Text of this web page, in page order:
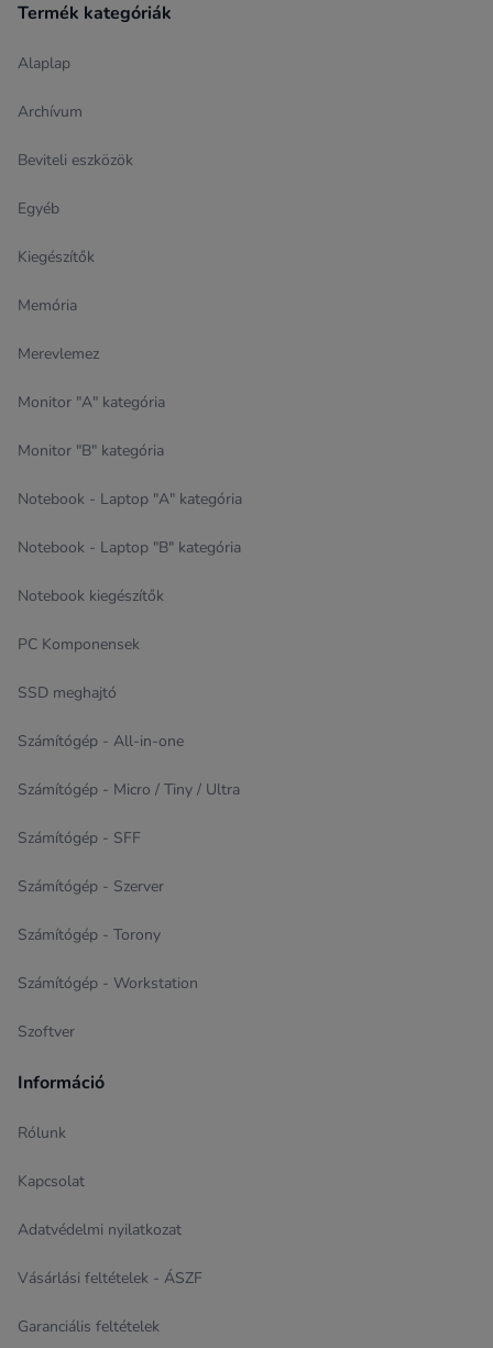
Termék kategóriák
Alaplap
Archívum
Beviteli eszközök
Egyéb
Kiegészítők
Memória
Merevlemez
Monitor "A" kategória
Monitor "B" kategória
Notebook - Laptop "A" kategória
Notebook - Laptop "B" kategória
Notebook kiegészítők
PC Komponensek
SSD meghajtó
Számítógép - All-in-one
Számítógép - Micro / Tiny / Ultra
Számítógép - SFF
Számítógép - Szerver
Számítógép - Torony
Számítógép - Workstation
Szoftver
Információ
Rólunk
Kapcsolat
Adatvédelmi nyilatkozat
Vásárlási feltételek - ÁSZF
Garanciális feltételek